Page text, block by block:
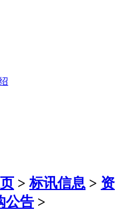
>标讯信息 > 资
公告 >